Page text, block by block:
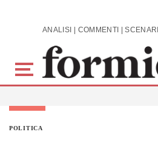
Skip to main content
POLITICA